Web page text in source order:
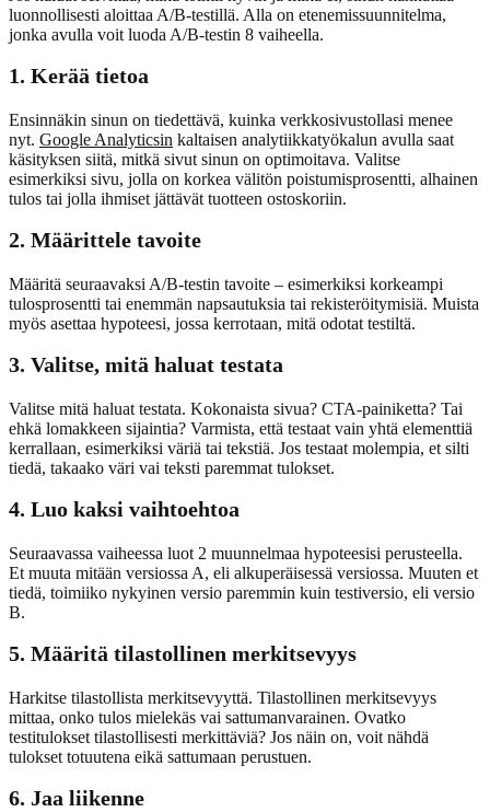
luonnollisesti aloittaa A/B-testillä. Alla on etenemissuunnitelma,
jonka avulla voit luoda A/B-testin 8 vaiheella.
1. Kerää tietoa
Ensinnäkin sinun on tiedettävä, kuinka verkkosivustollasi menee
nyt. Google Analyticsin kaltaisen analytiikkatyökalun avulla saat
käsityksen siitä, mitkä sivut sinun on optimoitava. Valitse
esimerkiksi sivu, jolla on korkea välitön poistumisprosentti, alhainen
tulos tai jolla ihmiset jättävät tuotteen ostoskoriin.
2. Määrittele tavoite
Määritä seuraavaksi A/B-testin tavoite – esimerkiksi korkeampi
tulosprosentti tai enemmän napsautuksia tai rekisteröitymisiä. Muista
myös asettaa hypoteesi, jossa kerrotaan, mitä odotat testiltä.
3. Valitse, mitä haluat testata
Valitse mitä haluat testata. Kokonaista sivua? CTA-painiketta? Tai
ehkä lomakkeen sijaintia? Varmista, että testaat vain yhtä elementtiä
kerrallaan, esimerkiksi väriä tai tekstiä. Jos testaat molempia, et silti
tiedä, takaako väri vai teksti paremmat tulokset.
4. Luo kaksi vaihtoehtoa
Seuraavassa vaiheessa luot 2 muunnelmaa hypoteesisi perusteella.
Et muuta mitään versiossa A, eli alkuperäisessä versiossa. Muuten et
tiedä, toimiiko nykyinen versio paremmin kuin testiversio, eli versio
B.
5. Määritä tilastollinen merkitsevyys
Harkitse tilastollista merkitsevyyttä. Tilastollinen merkitsevyys
mittaa, onko tulos mielekäs vai sattumanvarainen. Ovatko
testitulokset tilastollisesti merkittäviä? Jos näin on, voit nähdä
tulokset totuutena eikä sattumaan perustuen.
6. Jaa liikenne